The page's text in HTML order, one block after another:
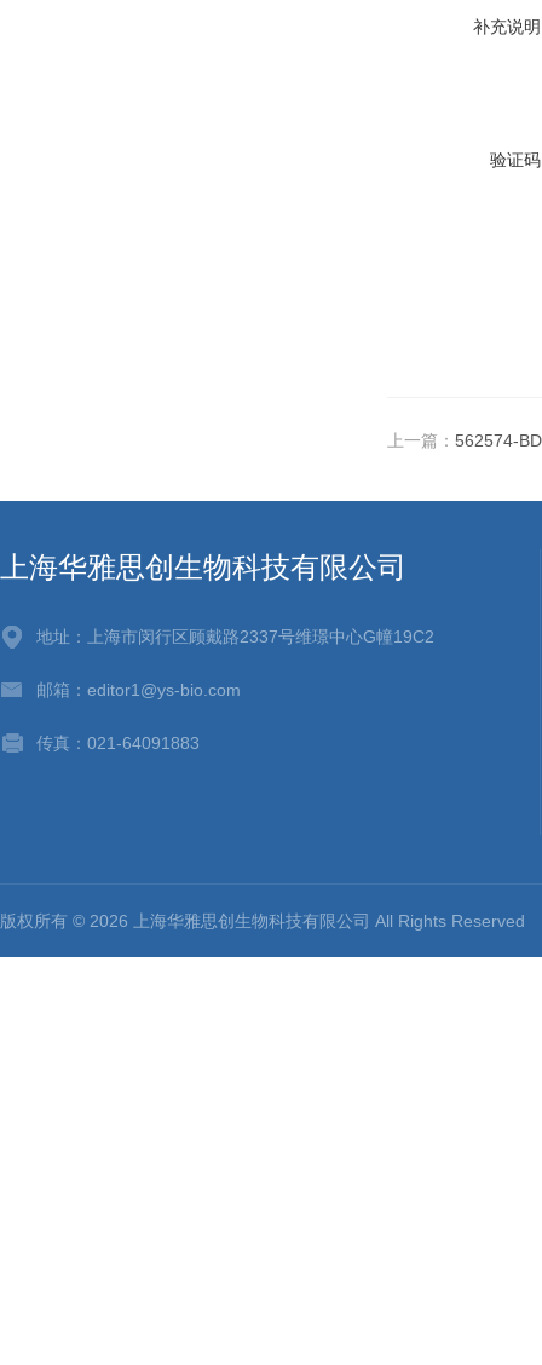
补充说
验证
上一篇： 562574-
上海华雅思创生物科技有限公司
地址：上海市闵行区顾戴路2337号维璟中心G幢19C2
邮箱：editor1@ys-bio.com
传真：021-64091883
版权所有 © 2026 上海华雅思创生物科技有限公司 All Rights